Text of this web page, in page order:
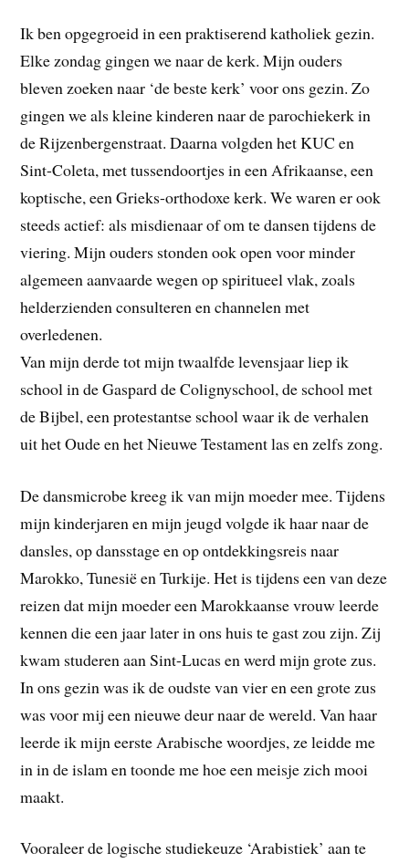
Ik ben opgegroeid in een praktiserend katholiek gezin.
Elke zondag gingen we naar de kerk. Mijn ouders
bleven zoeken naar ‘de beste kerk’ voor ons gezin. Zo
gingen we als kleine kinderen naar de parochiekerk in
de Rijzenbergenstraat. Daarna volgden het KUC en
Sint-Coleta, met tussendoortjes in een Afrikaanse, een
koptische, een Grieks-orthodoxe kerk. We waren er ook
steeds actief: als misdienaar of om te dansen tijdens de
viering. Mijn ouders stonden ook open voor minder
algemeen aanvaarde wegen op spiritueel vlak, zoals
helderzienden consulteren en channelen met
overledenen.
Van mijn derde tot mijn twaalfde levensjaar liep ik
school in de Gaspard de Colignyschool, de school met
de Bijbel, een protestantse school waar ik de verhalen
uit het Oude en het Nieuwe Testament las en zelfs zong.
De dansmicrobe kreeg ik van mijn moeder mee. Tijdens
mijn kinderjaren en mijn jeugd volgde ik haar naar de
dansles, op dansstage en op ontdekkingsreis naar
Marokko, Tunesië en Turkije. Het is tijdens een van deze
reizen dat mijn moeder een Marokkaanse vrouw leerde
kennen die een jaar later in ons huis te gast zou zijn. Zij
kwam studeren aan Sint-Lucas en werd mijn grote zus.
In ons gezin was ik de oudste van vier en een grote zus
was voor mij een nieuwe deur naar de wereld. Van haar
leerde ik mijn eerste Arabische woordjes, ze leidde me
in in de islam en toonde me hoe een meisje zich mooi
maakt.
Vooraleer de logische studiekeuze ‘Arabistiek’ aan te